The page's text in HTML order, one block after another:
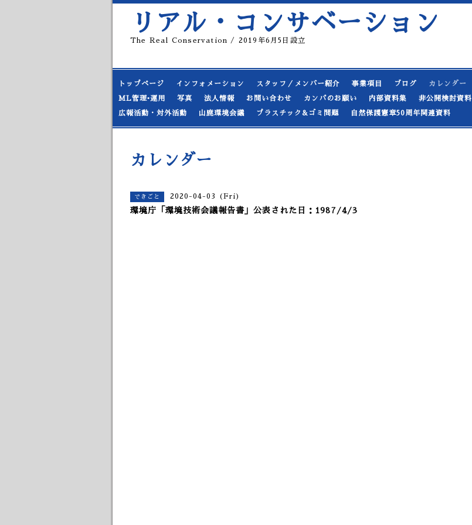
リアル・コンサベーション
The Real Conservation / 2019年6月5日設立
トップページ インフォメーション スタッフ／メンバー紹介 事業項目 ブログ カレンダー
ML管理•運用 写真 法人情報 お問い合わせ カンパのお願い 内部資料集 非公開検討資料
広報活動・対外活動 山鹿環境会議 プラスチック&ゴミ問題 自然保護憲章50周年関連資料
カレンダー
できごと 2020-04-03 (Fri)
環境庁「環境技術会議報告書」公表された日：1987/4/3